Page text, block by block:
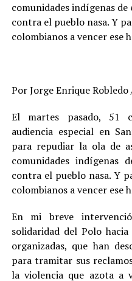
comunidades indígenas de
contra el pueblo nasa. Y
colombianos a vencer ese
Por Jorge Enrique Robledo
El martes pasado, 51
audiencia especial en
para repudiar la ola de
comunidades indígenas
contra el pueblo nasa. Y
colombianos a vencer ese
En mi breve
solidaridad del Polo
organizadas, que han
para tramitar sus
la violencia que azota a